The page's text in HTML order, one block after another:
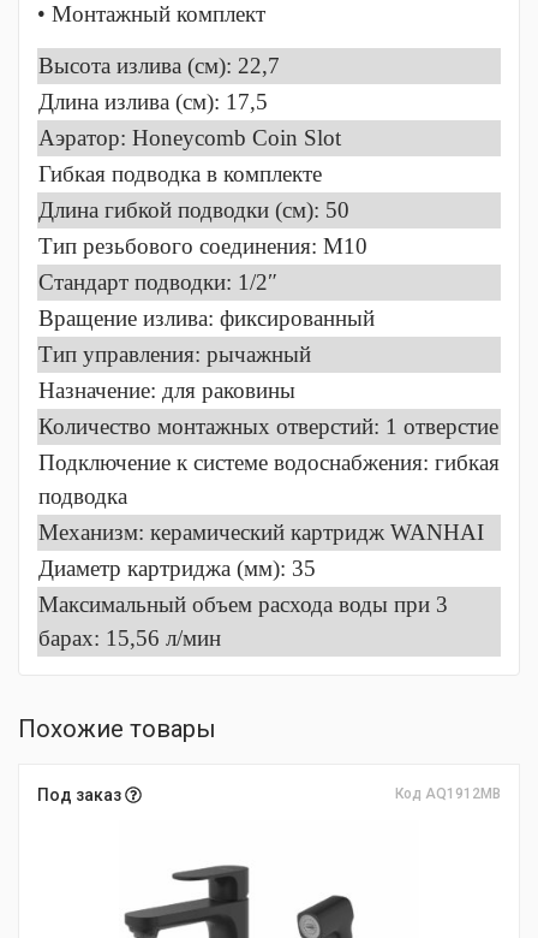
• Монтажный комплект
Высота излива (см): 22,7
Длина излива (см): 17,5
Аэратор: Honeycomb Coin Slot
Гибкая подводка в комплекте
Длина гибкой подводки (см): 50
Тип резьбового соединения: M10
Стандарт подводки: 1/2″
Вращение излива: фиксированный
Тип управления: рычажный
Назначение: для раковины
Количество монтажных отверстий: 1 отверстие
Подключение к системе водоснабжения: гибкая
подводка
Механизм: керамический картридж WANHAI
Диаметр картриджа (мм): 35
Максимальный объем расхода воды при 3
барах: 15,56 л/мин
Похожие товары
Под заказ Код AQ1912MB